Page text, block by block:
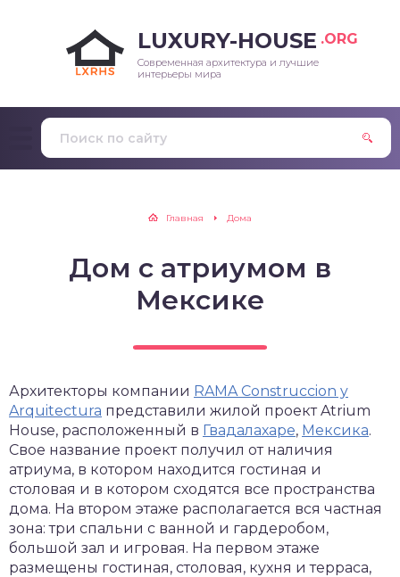
LUXURY-HOUSE .ORG
Современная архитектура и лучшие
интерьеры мира
Главная Дома
Дом с атриумом в
Мексике
Архитекторы компании RAMA Construccion y
Arquitectura представили жилой проект Atrium
House, расположенный в Гвадалахаре, Мексика.
Свое название проект получил от наличия
атриума, в котором находится гостиная и
столовая и в котором сходятся все пространства
дома. На втором этаже располагается вся частная
зона: три спальни с ванной и гардеробом,
большой зал и игровая. На первом этаже
размещены гостиная, столовая, кухня и терраса,